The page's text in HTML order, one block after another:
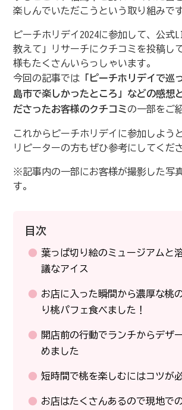
楽しんでいただこうという取り組みです
ピーチホリデイ2024に参加して、公式
教えて」リサーチにクチコミを投稿し
様もたくさんいらっしゃいます。
今回の記事では 「ピーチホリデイで巡
島市で楽しかったところ」などの感想
ださったお客様のクチコミの一部をご
これからピーチホリデイに参加しよう
リピーターの方もぜひ参考にしてくだ
※記事内の一部にお客様が撮影した写
す。
目次
葉っぱ切り絵のミュージアムと
議なアイス
お店に入った瞬間から濃厚な桃
り桃パフェ食べました！
開店前の行動でランチからデザ
めました
短時間で桃を楽しむにはコツが
お店はたくさんあるので現地で